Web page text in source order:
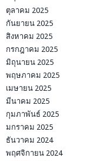
ตุลาคม 2025
กันยายน 2025
สิงหาคม 2025
กรกฎาคม 2025
มิถุนายน 2025
พฤษภาคม 2025
เมษายน 2025
มีนาคม 2025
กุมภาพันธ์ 2025
มกราคม 2025
ธันวาคม 2024
พฤศจิกายน 2024